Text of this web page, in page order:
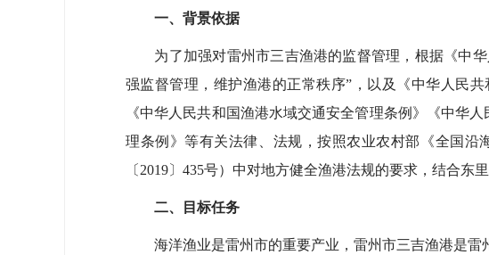
一、 背景依据
为了加强对雷州市三吉渔港的监督管理，根据《中华
强监督管理，维护渔港的正常秩序”，以及《中华人民
《中华人民共和国渔港水域交通安全管理条例》《中华
理条例》等有关法律、法规，按照农业农村部《全国沿
〔2019〕435号）中对地方健全渔港法规的要求，结合东
二、目标任务
海洋渔业是雷州市的重要产业，雷州市三吉渔港是雷